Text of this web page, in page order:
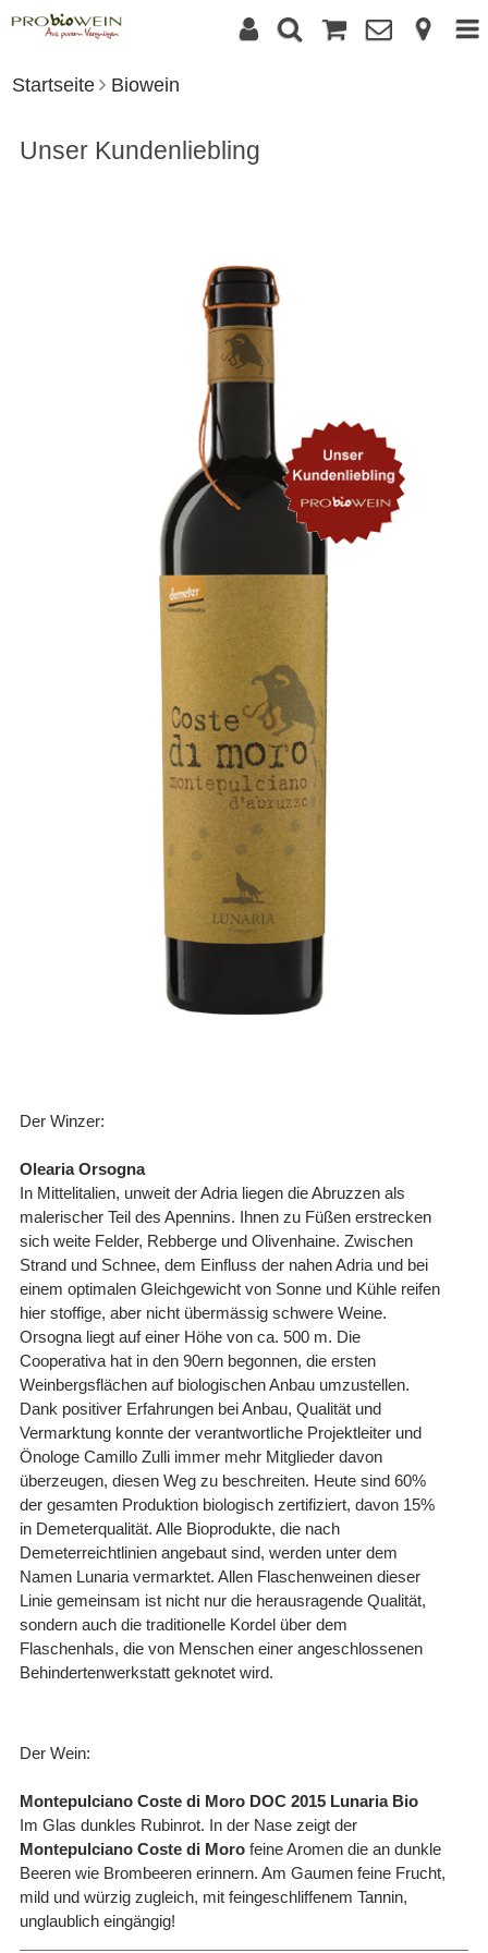
Startseite Biowein
Unser Kundenliebling
Der Winzer:
Olearia Orsogna
In Mittelitalien, unweit der Adria liegen die Abruzzen als
malerischer Teil des Apennins. Ihnen zu Füßen erstrecken
sich weite Felder, Rebberge und Olivenhaine. Zwischen
Strand und Schnee, dem Einfluss der nahen Adria und bei
einem optimalen Gleichgewicht von Sonne und Kühle reifen
hier stoffige, aber nicht übermässig schwere Weine.
Orsogna liegt auf einer Höhe von ca. 500 m. Die
Cooperativa hat in den 90ern begonnen, die ersten
Weinbergsflächen auf biologischen Anbau umzustellen.
Dank positiver Erfahrungen bei Anbau, Qualität und
Vermarktung konnte der verantwortliche Projektleiter und
Önologe Camillo Zulli immer mehr Mitglieder davon
überzeugen, diesen Weg zu beschreiten. Heute sind 60%
der gesamten Produktion biologisch zertifiziert, davon 15%
in Demeterqualität. Alle Bioprodukte, die nach
Demeterreichtlinien angebaut sind, werden unter dem
Namen Lunaria vermarktet. Allen Flaschenweinen dieser
Linie gemeinsam ist nicht nur die herausragende Qualität,
sondern auch die traditionelle Kordel über dem
Flaschenhals, die von Menschen einer angeschlossenen
Behindertenwerkstatt geknotet wird.
Der Wein:
Montepulciano Coste di Moro DOC 2015 Lunaria Bio
Im Glas dunkles Rubinrot. In der Nase zeigt der
Montepulciano Coste di Morofeine Aromen die an dunkle
Beeren wie Brombeeren erinnern. Am Gaumen feine Frucht,
mild und würzig zugleich, mit feingeschliffenem Tannin,
unglaublich eingängig!